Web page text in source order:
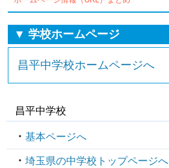
▼ 学校ホームページ
昌平中学校ホームページへ
昌平中学校
基本ページへ
埼玉県の中学校トップページへ